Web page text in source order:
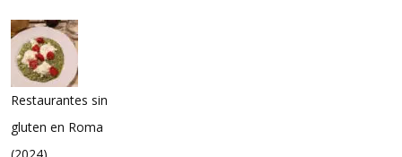
Restaurantes sin
gluten en Roma